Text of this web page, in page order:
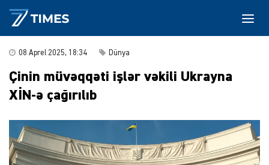
08 Aprel 2025, 18:34 Dünya
Çinin müvəqqəti işlər vəkili Ukrayna
XİN-ə çağırılıb